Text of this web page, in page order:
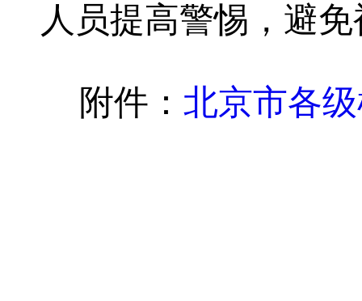
人员提高警惕，避
附件： 北京市各